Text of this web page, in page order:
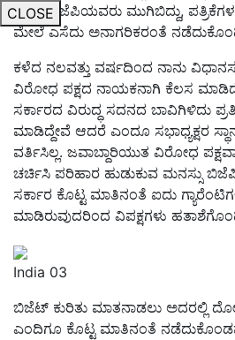
CLOSE
ಮೇಲೆ ಬಿಜೆಪಿಯವರು ಮುಗಿಬಿದ್ದು,
ಮೇಲೆ ಎಸೆದು ಅನಾಗರಿಕರಂತೆ
ಕಳೆದ ನಲವತ್ತು ವರ್ಷದಿಂದ ನಾನು
ವಿರೋಧ ಪಕ್ಷದ ನಾಯಕನಾಗಿ ಕೆಲಸ
ಸರ್ಕಾರದ ವಿರುದ್ಧ ಸದನದ ಬಾವಿಗಿಳಿದು
ಮಾಡಿದ್ದೇವೆ ಆದರೆ ಎಂದೂ ಸಭಾಧ್ಯಕ್ಷರ
ವರ್ತಿಸಿಲ್ಲ. ಜವಾಬ್ದಾರಿಯುತ ವಿರೋಧ
ಚರ್ಚಿಸಿ ಪರಿಹಾರ ಹುಡುಕುವ ಮನಸ್ಸು
ಸರ್ಕಾರ ಕೊಟ್ಟ ಮಾತಿನಂತೆ ಐದು
ಮಾಡಿರುವುದರಿಂದ ವಿಪಕ್ಷಗಳು
India 03
ಬಿಜೆಟ್ ಕುರಿತು ಮಾತನಾಡಲು ಅದರಲ್ಲಿ
ಎಂದಿಗೂ ಕೊಟ್ಟ ಮಾತಿನಂತೆ